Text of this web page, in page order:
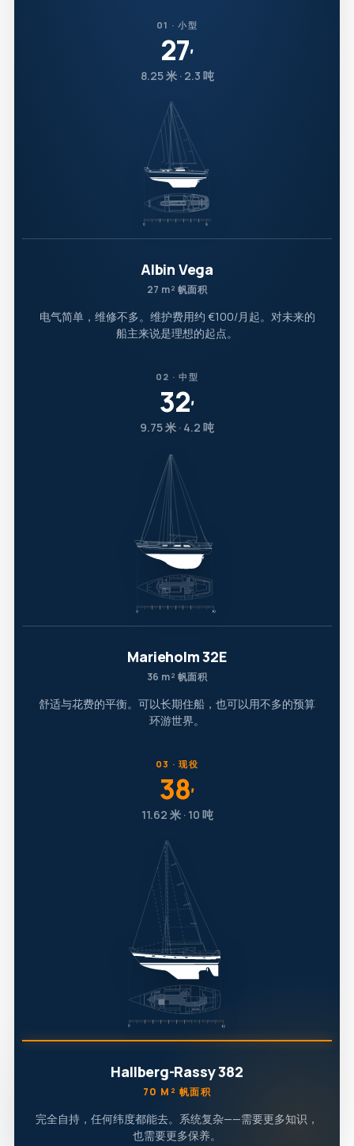
01 · 小型
27′
8.25 米 · 2.3 吨
Albin Vega
27 m² 帆面积
电气简单，维修不多。维护费用约 €100/月起。对未来的
船主来说是理想的起点。
02 · 中型
32′
9.75 米 · 4.2 吨
Marieholm 32E
36 m² 帆面积
舒适与花费的平衡。可以长期住船，也可以用不多的预算
环游世界。
03 · 现役
38′
11.62 米 · 10 吨
Hallberg-Rassy 382
70 M² 帆面积
完全自持，任何纬度都能去。系统复杂——需要更多知识，
也需要更多保养。